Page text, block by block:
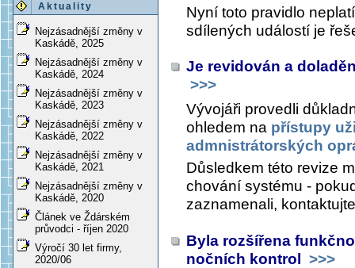
Aktuality
Nejzásadnější změny v
Kaskádě, 2025
Nejzásadnější změny v
Kaskádě, 2024
Nejzásadnější změny v
Kaskádě, 2023
Nejzásadnější změny v
Kaskádě, 2022
Nejzásadnější změny v
Kaskádě, 2021
Nejzásadnější změny v
Kaskádě, 2020
Článek ve Ždárském
průvodci - říjen 2020
Výročí 30 let firmy,
2020/06
Nyní toto pravidlo
sdílených událostí je
Je revidován a
>>>
Vývojáři provedli
ohledem na přístupy
admnistrátorských
Důsledkem této revize
chování systému -
zaznamenali,
Byla rozšířena
nočních kontrol >>>